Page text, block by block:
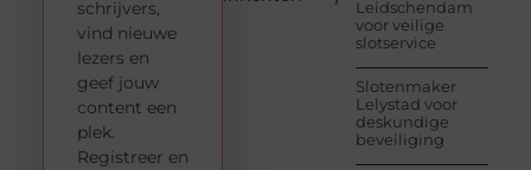
Leidschendam
voor veilige
slotservice
Slotenmaker
Lelystad voor
deskundige
beveiliging
schrijvers,
vind nieuwe
lezers en
geef jouw
content een
plek.
Registreer en